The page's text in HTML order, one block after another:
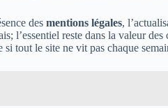
des mentions légales,
l’essentiel reste dans la valeur
tout le site ne vit pas chaque